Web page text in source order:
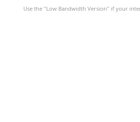
Use the "Low Bandwidth Version" if your